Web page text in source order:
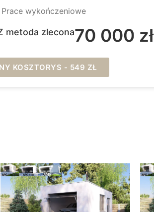
Prace wykończeniowe
metoda zlecona70 000 zł
KOSZTORYS - 549 ZŁ